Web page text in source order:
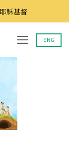
穌基督
ENG